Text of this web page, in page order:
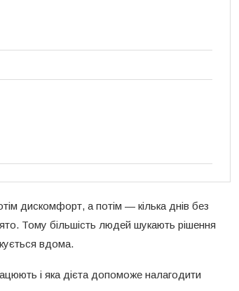
дискомфорт, а потім — кілька днів без
Тому більшість людей шукають рішення
вдома.
і яка дієта допоможе налагодити